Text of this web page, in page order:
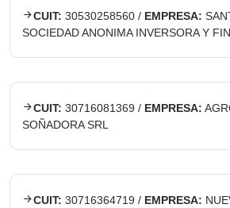
CUIT: 30530258560 / EMPRESA:
SOCIEDAD ANONIMA INVERSORA Y
CUIT: 30716081369 / EMPRESA:
SOÑADORA SRL
CUIT: 30716364719 / EMPRESA: